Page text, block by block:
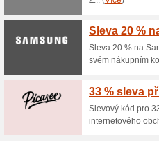
2 %
100%
Nakupte na